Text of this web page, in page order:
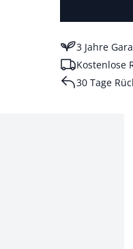
3 Jahre
Kostenlose
30 Tage